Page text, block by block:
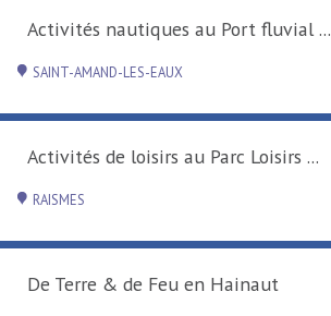
Activités nautiques au Port fluvial ...
SAINT-AMAND-LES-EAUX
Activités de loisirs au Parc Loisirs ...
RAISMES
De Terre & de Feu en Hainaut